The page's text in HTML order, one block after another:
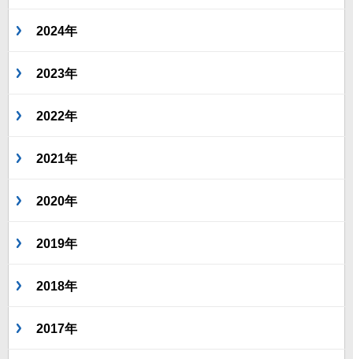
2024年
2023年
2022年
2021年
2020年
2019年
2018年
2017年